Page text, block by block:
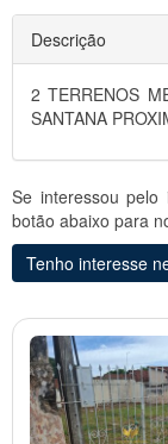
Descrição
2 TERRENOS
SANTANA
Se interessou pelo
botão abaixo para
Tenho interesse